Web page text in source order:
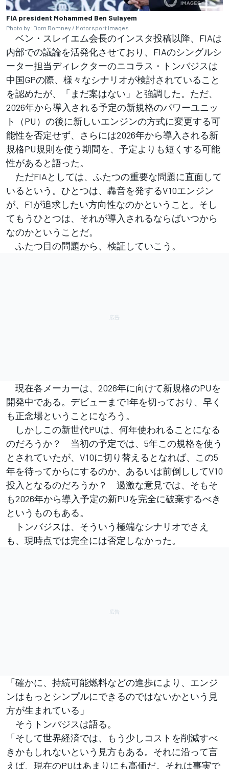
FIA president Mohammed Ben Sulayem
Photo by: Dom Romney / Motorsport Images
ベン・スレイエム会長のインスタ投稿以降、FIAは
内部での議論を活発化させており、FIAのシングルシ
ーター担当ディレクターのニコラス・トンバジスは
中国GPの際、様々なシナリオが検討されていること
を認めたが、「まだ案はない」と強調した。ただ、
2026年から導入される予定の新規格のパワーユニッ
ト（PU）の後に新しいエンジンの方式に変更する可
能性を否定せず、さらには2026年から導入される新
規格PU規則を使う期間を、予定よりも短くする可能
性があると語った。
ただFIAとしては、ふたつの重要な問題に直面して
いるという。ひとつは、轟音を発するV10エンジン
が、F1が追求したい方向性なのかということ。そし
てもうひとつは、それが導入されるならばいつから
なのかということだ。
ふたつ目の問題から、検証していこう。
現在各メーカーは、2026年に向けて新規格のPUを
開発中である。デビューまで1年を切っており、早く
も正念場ということになろう。
しかしこの新世代PUは、何年使われることになる
のだろうか？ 当初の予定では、5年この規格を使う
とされていたが、V10に切り替えるとなれば、この5
年を待ってからにするのか、あるいは前倒ししてV10
投入となるのだろうか？ 過激な意見では、そもそ
も2026年から導入予定の新PUを完全に破棄するべき
というものもある。
トンバジスは、そういう極端なシナリオでさえ
も、現時点では完全には否定しなかった。
「確かに、持続可能燃料などの進歩により、エンジ
ンはもっとシンプルにできるのではないかという見
方が生まれている」
そうトンバジスは語る。
「そして世界経済では、もう少しコストを削減すべ
きかもしれないという見方もある。それに沿って言
えば、現在のPUはあまりにも高価だ。それは事実で